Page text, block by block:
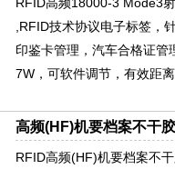
,RFID技术协议电子标签，
印鉴卡管理，汽车合格证
7W，可软件调节，有效距
高频(HF)机要档案不干
RFID高频(HF)机要档案不